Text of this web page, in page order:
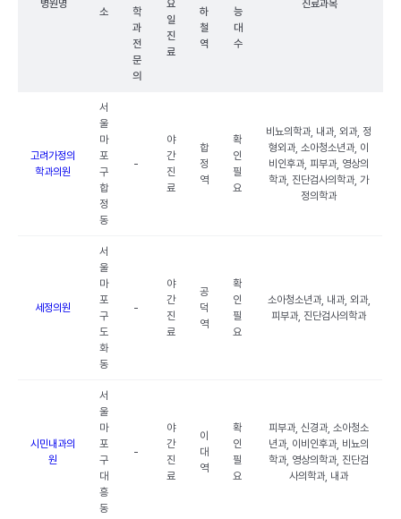
병원명
소
학
과
전
문
의
요
일
진
료
하
철
역
능
대
수
진료과목
고려가정의
학과의원
서
울
마
포
구
합
정
동
-
야
간
진
료
합
정
역
확
인
필
요
비뇨의학과, 내과, 외과, 정
형외과, 소아청소년과, 이
비인후과, 피부과, 영상의
학과, 진단검사의학과, 가
정의학과
세정의원
서
울
마
포
구
도
화
동
-
야
간
진
료
공
덕
역
확
인
필
요
소아청소년과, 내과, 외과,
피부과, 진단검사의학과
시민내과의
원
서
울
마
포
구
대
흥
동
-
야
간
진
료
이
대
역
확
인
필
요
피부과, 신경과, 소아청소
년과, 이비인후과, 비뇨의
학과, 영상의학과, 진단검
사의학과, 내과